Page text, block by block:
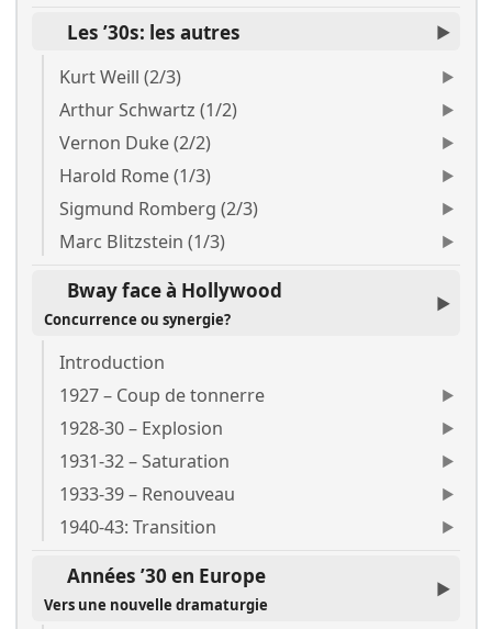
Les ’30s: les autres
Kurt Weill (2/3)
Arthur Schwartz (1/2)
Vernon Duke (2/2)
Harold Rome (1/3)
Sigmund Romberg (2/3)
Marc Blitzstein (1/3)
Bway face à Hollywood
Concurrence ou synergie?
Introduction
1927 – Coup de tonnerre
1928-30 – Explosion
1931-32 – Saturation
1933-39 – Renouveau
1940-43: Transition
Années ’30 en Europe
Vers une nouvelle dramaturgie